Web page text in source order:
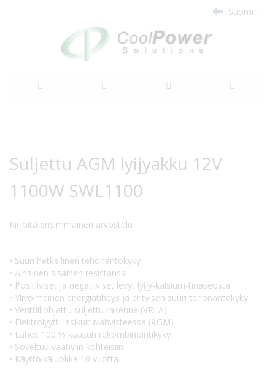
Suomi
loppuun
alkuun
Suljettu AGM lyijyakku 12V
1100W SWL1100
Kirjoita ensimmäinen arvostelu
• Suuri hetkellinen tehonantokyky
• Alhainen sisäinen resistanssi
• Positiiviset ja negatiiviset levyt lyijy-kalsium-tinaseosta
• Ylivoimainen energiatiheys ja erityisen suuri tehonantokyky
• Venttiiliohjattu suljettu rakenne (VRLA)
• Elektrolyytti lasikuituvahvisteessa (AGM)
• Lähes 100 % kaasun rekombinointikyky
• Soveltuu vaativiin kohteisiin
• Käyttöikäluokka 10 vuotta.